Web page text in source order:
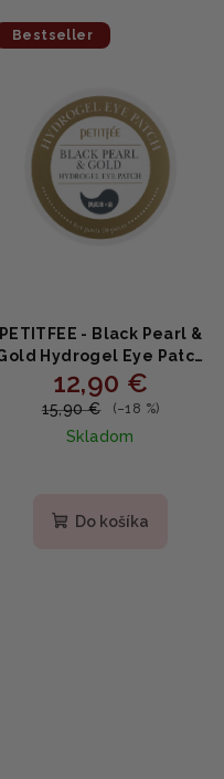
Bestseller
PETITFEE - Black Pearl &
Hydrogel Eye Patch
- Hydrogélová maska na
očné okolie 60ks
12,90 €
15,90 € (–18 %)
Skladom
produktu
Do košíka